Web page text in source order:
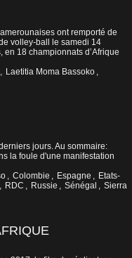
ont remporté de
volley-ball le samedi 14
18 championnats d’Afrique
, Laetitia Moma Bassoko ,
jours. Au sommaire:
la foule d'une manifestation
, Colombie , Espagne , Etats-
, RDC , Russie , Sénégal , Sierra